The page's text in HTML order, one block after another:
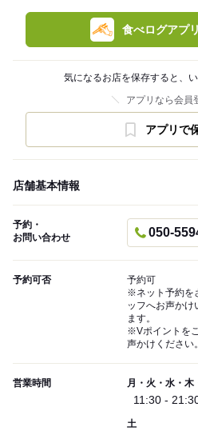
食べログアプ
気になるお店を保存すると、
アプリなら会員
アプリで
店舗基本情報
予約・
お問い合わせ
050-
予約可否
予約可
※ネット予約を
ッフへお声かけ
ます。
※Vポイントを
声かけください。
営業時間 月・火・水・木
11:30 -
土